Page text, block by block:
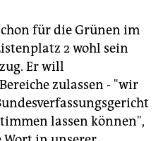
für die Grünen im
2 wohl sein
Er will
zulassen - "wir
lassen können",